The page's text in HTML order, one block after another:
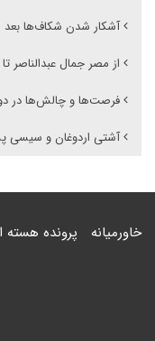
آشکار شدن شکاف‌ها بعد
از مصر جمال عبدالناصر
فرصت‌ها و چالش‌ها در
آشتی اردوغان و سیسی پس از
خاورمیانه پرونده هسته